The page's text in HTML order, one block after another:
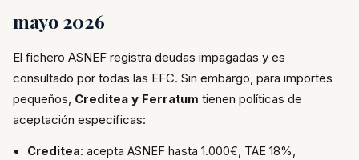
mayo 2026
El fichero ASNEF registra deudas impagadas y es
consultado por todas las EFC. Sin embargo, para importes
pequeños, Creditea y Ferratum tienen políticas de
aceptación específicas:
Creditea: acepta ASNEF hasta 1.000€, TAE 18%,